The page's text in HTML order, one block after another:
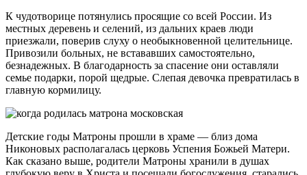
К чудотворице потянулись просящие со всей России. Из
местных деревень и селений, из дальних краев люди
приезжали, поверив слуху о необыкновенной целительнице.
Привозили больных, не встававших самостоятельно,
безнадежных. В благодарность за спасение они оставляли
семье подарки, порой щедрые. Слепая девочка превратилась в
главную кормилицу.
Детские годы Матроны прошли в храме — близ дома
Никоновых располагалась церковь Успения Божьей Матери.
Как сказано выше, родители Матроны хранили в душах